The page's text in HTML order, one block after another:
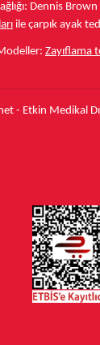
Dennis Brown
ile çarpık ayak
Zayıflama
- Etkin Medikal